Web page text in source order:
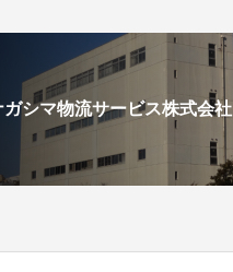
ガシマ物流サービス株式会社